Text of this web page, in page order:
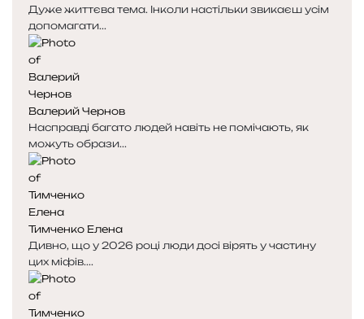
Дуже життєва тема. Інколи настільки звикаєш усім
допомагати...
Валерий Чернов
Насправді багато людей навіть не помічають, як
можуть образи...
Тимченко Елена
Дивно, що у 2026 році люди досі вірять у частину
цих міфів....